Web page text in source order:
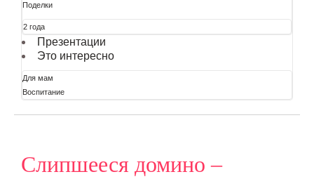
Поделки
2 года
Презентации
Это интересно
Для мам
Воспитание
Слипшееся домино –